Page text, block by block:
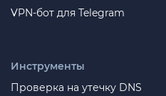
VPN-бот для Telegram
Инструменты
Проверка на утечку DNS